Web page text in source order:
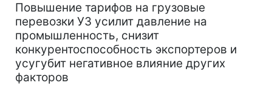
Повышение тарифов на грузовые
перевозки УЗ усилит давление на
промышленность, снизит
конкурентоспособность экспортеров и
усугубит негативное влияние других
факторов